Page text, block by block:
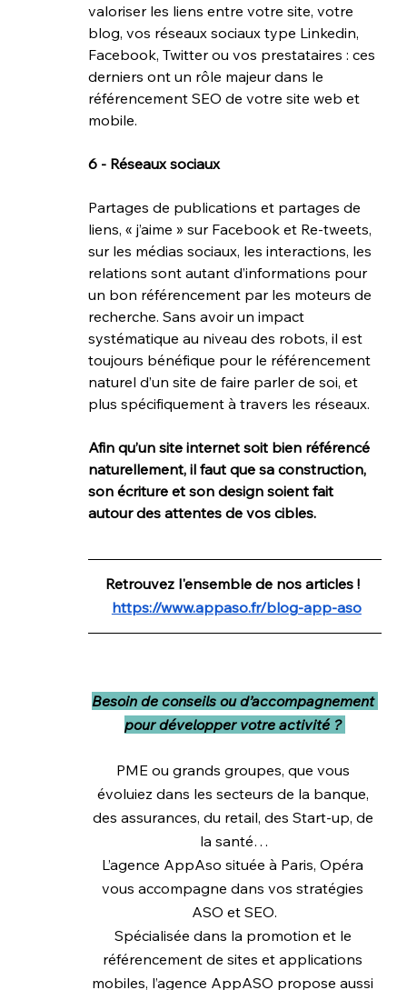
valoriser les liens entre votre site, votre
blog, vos réseaux sociaux type Linkedin,
Facebook, Twitter ou vos prestataires : ces
derniers ont un rôle majeur dans le
référencement SEO de votre site web et
mobile.
6 - Réseaux sociaux
Partages de publications et partages de
liens, « j’aime » sur Facebook et Re-tweets,
sur les médias sociaux, les interactions, les
relations sont autant d’informations pour
un bon référencement par les moteurs de
recherche. Sans avoir un impact
systématique au niveau des robots, il est
toujours bénéfique pour le référencement
naturel d’un site de faire parler de soi, et
plus spécifiquement à travers les réseaux.
Afin qu’un site internet soit bien référencé
naturellement, il faut que sa construction,
son écriture et son design soient fait
autour des attentes de vos cibles.
Retrouvez l'ensemble de nos articles !
https://www.appaso.fr/blog-app-aso
Besoin de conseils ou d’accompagnement
pour développer votre activité ?
PME ou grands groupes, que vous
évoluiez dans les secteurs de la banque,
des assurances, du retail, des Start-up, de
la santé…
L’agence AppAso située à Paris, Opéra
vous accompagne dans vos stratégies
ASO et SEO.
Spécialisée dans la promotion et le
référencement de sites et applications
mobiles, l’agence AppASO propose aussi